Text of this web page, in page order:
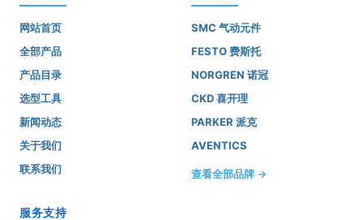
网站首页
全部产品
产品目录
选型工具
新闻动态
关于我们
联系我们
SMC 气动元件
FESTO 费斯托
NORGREN 诺冠
CKD 喜开理
PARKER 派克
AVENTICS
查看全部品牌 →
服务支持